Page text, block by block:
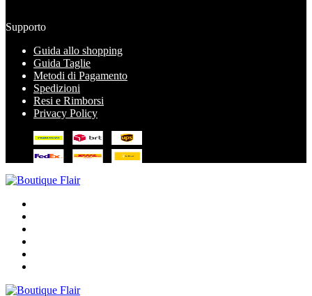
Supporto
Guida allo shopping
Guida Taglie
Metodi di Pagamento
Spedizioni
Resi e Rimborsi
Privacy Policy